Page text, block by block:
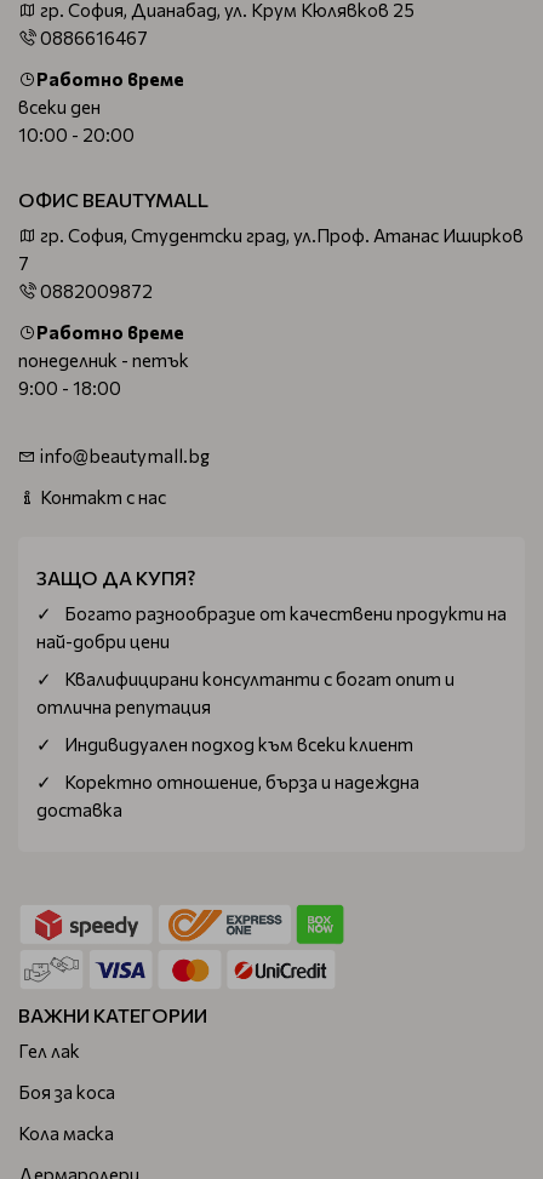
гр. София, Дианабад, ул. Крум Кюлявков 25
0886616467
Работно време
всеки ден
10:00 - 20:00
ОФИС BEAUTYMALL
гр. София, Студентски град, ул.Проф. Атанас Иширков
7
0882009872
Работно време
понеделник - петък
9:00 - 18:00
info@beautymall.bg
Контакт с нас
ЗАЩО ДА КУПЯ?
Богатo разнообразие от качествени продукти на
най-добри цени
Квалифицирани консултанти с богат опит и
отлична репутация
Индивидуален подход към всеки клиент
Коректно отношение, бърза и надеждна
доставка
ВАЖНИ КАТЕГОРИИ
Гел лак
Боя за коса
Кола маска
Дермаролери